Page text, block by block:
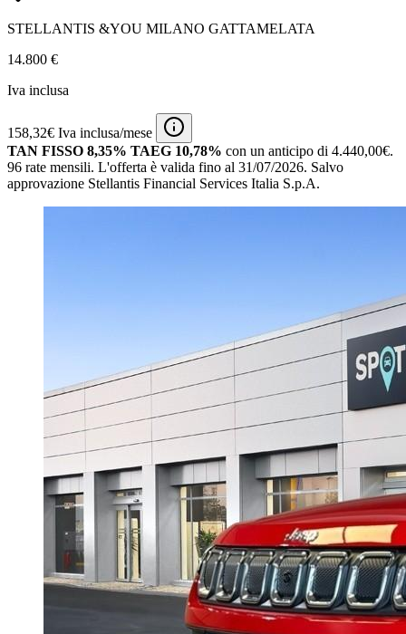
STELLANTIS &YOU MILANO GATTAMELATA
14.800 €
Iva inclusa
158,32€ Iva inclusa/mese
TAN FISSO 8,35% TAEG 10,78% con un anticipo di 4.440,00€.
96 rate mensili. L'offerta è valida fino al 31/07/2026. Salvo
approvazione Stellantis Financial Services Italia S.p.A.